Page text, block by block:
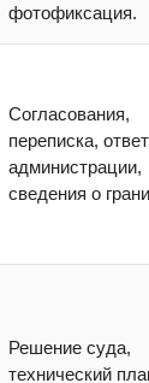
фотофиксация.
Согласования,
переписка,
администрации,
сведения о
Решение суда,
технический